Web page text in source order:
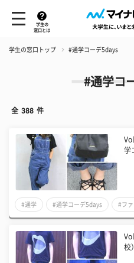
学生の
窓口とは
学生の窓口トップ #通学コーデ5days
#通学コ
全 388 件
学
#通学 #通学コーデ5days #ファ
校